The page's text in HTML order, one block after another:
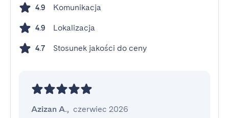
4.9 Komunikacja
4.9 Lokalizacja
4.7 Stosunek jakości do ceny
Azizan A., czerwiec 2026